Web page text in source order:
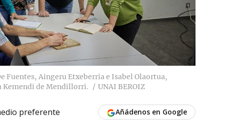
Fuentes, Aingeru Etxeberria e Isabel Olaortua,
Kemendi de Mendillorri.
UNAI BEROIZ
preferente Añádenos en Google